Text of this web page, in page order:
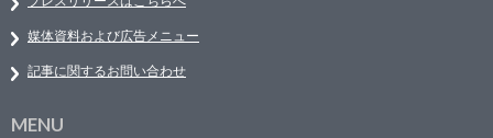
媒体資料および広告メニュー
記事に関するお問い合わせ
MENU